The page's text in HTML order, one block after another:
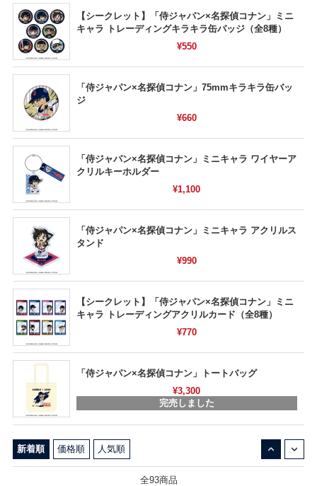
【シークレット】「侍ジャパン×名探偵コナン」ミニ
キャラ トレーディングキラキラ缶バッジ（全8種）
¥550
「侍ジャパン×名探偵コナン」75mmキラキラ缶バッ
ジ
¥660
「侍ジャパン×名探偵コナン」ミニキャラ ワイヤーア
クリルキーホルダー
¥1,100
「侍ジャパン×名探偵コナン」ミニキャラ アクリルス
タンド
¥990
【シークレット】「侍ジャパン×名探偵コナン」ミニ
キャラ トレーディングアクリルカード（全8種）
¥770
「侍ジャパン×名探偵コナン」トートバッグ
¥3,300
完売しました
新着順 価格順 人気順
全93商品